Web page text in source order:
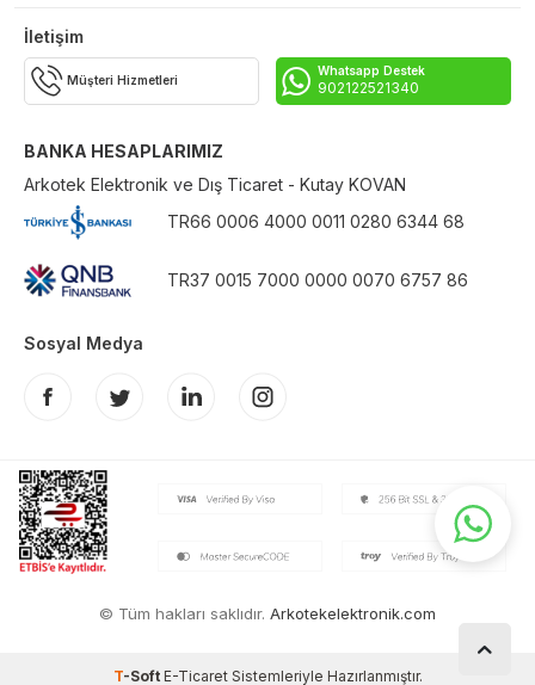
İletişim
Müşteri Hizmetleri
Whatsapp Destek
902122521340
BANKA HESAPLARIMIZ
Arkotek Elektronik ve Dış Ticaret - Kutay KOVAN
TR66 0006 4000 0011 0280 6344 68
TR37 0015 7000 0000 0070 6757 86
Sosyal Medya
© Tüm hakları saklıdır. Arkotekelektronik.com
T-Soft E-TicaretSistemleriyle Hazırlanmıştır.